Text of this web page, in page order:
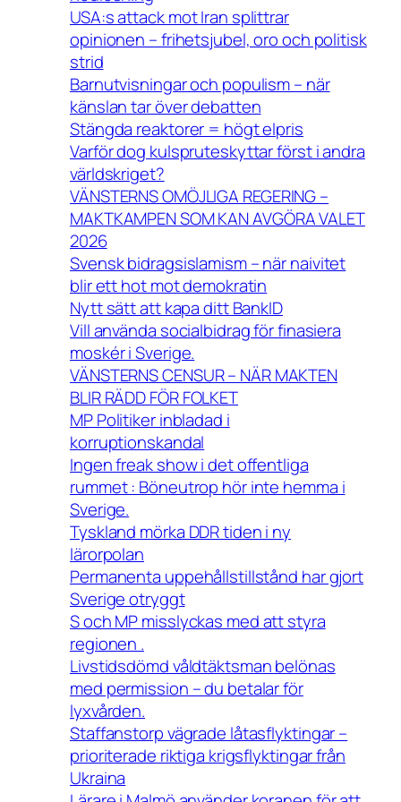
USA:s attack mot Iran splittrar
opinionen – frihetsjubel, oro och politisk
strid
Barnutvisningar och populism – när
känslan tar över debatten
Stängda reaktorer = högt elpris
Varför dog kulspruteskyttar först i andra
världskriget?
VÄNSTERNS OMÖJLIGA REGERING –
MAKTKAMPEN SOM KAN AVGÖRA VALET
2026
Svensk bidragsislamism – när naivitet
blir ett hot mot demokratin
Nytt sätt att kapa ditt BankID
Vill använda socialbidrag för finasiera
moskér i Sverige.
VÄNSTERNS CENSUR – NÄR MAKTEN
BLIR RÄDD FÖR FOLKET
MP Politiker inbladad i
korruptionskandal
Ingen freak show i det offentliga
rummet : Böneutrop hör inte hemma i
Sverige.
Tyskland mörka DDR tiden i ny
lärorpolan
Permanenta uppehållstillstånd har gjort
Sverige otryggt
S och MP misslyckas med att styra
regionen .
Livstidsdömd våldtäktsman belönas
med permission – du betalar för
lyxvården.
Staffanstorp vägrade låtasflyktingar –
prioriterade riktiga krigsflyktingar från
Ukraina